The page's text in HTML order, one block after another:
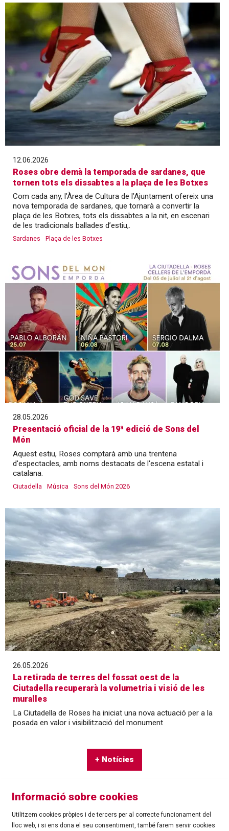
12.06.2026
Roses obre demà la temporada de sardanes, que
tornen tots els dissabtes a la plaça de les Botxes
Com cada any, l’Àrea de Cultura de l’Ajuntament ofereix una
nova temporada de sardanes, que tornarà a convertir la
plaça de les Botxes, tots els dissabtes a la nit, en escenari
de les tradicionals ballades d’estiu,.
Sardanes Plaça de les Botxes
28.05.2026
Presentació oficial de la 19ª edició de Sons del
Món
Aquest estiu, Roses comptarà amb una trentena
d'espectacles, amb noms destacats de l'escena estatal i
catalana.
Ciutadella Música Sons del Món 2026
26.05.2026
La retirada de terres del fossat oest de la
Ciutadella recuperarà la volumetria i visió de les
muralles
La Ciutadella de Roses ha iniciat una nova actuació per a la
posada en valor i visibilització del monument
+ Notícies
Informació sobre cookies
Utilitzem cookies pròpies i de tercers per al correcte funcionament del
lloc web, i si ens dona el seu consentiment, també farem servir cookies